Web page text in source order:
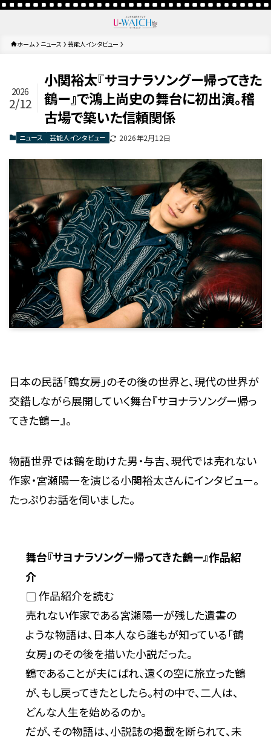
ホーム ニュース 芸能人インタビュー
小関裕太『サヨナラソングー帰ってきた
鶴ー』で鴻上尚史の舞台に初出演。稽
古場で築いた信頼関係
2026
2/12
ニュース 芸能人インタビュー 2026年2月12日
日本の民話「鶴女房」のその後の世界と、現代の世界が
交錯しながら展開していく舞台『サヨナラソングー帰っ
てきた鶴ー』。
物語世界では鶴を助けた男・与吉、現代では売れない
作家・宮瀬陽一を演じる小関裕太さんにインタビュー。
たっぷりお話を伺いました。
舞台『サヨナラソングー帰ってきた鶴ー』作品紹
介
作品紹介を読む
売れない作家である宮瀬陽一が残した遺書の
ような物語は、日本人なら誰もが知っている「鶴
女房」のその後を描いた小説だった。
鶴であることが夫にばれ、遠くの空に旅立った鶴
が、もし戻ってきたとしたら。村の中で、二人は、
どんな人生を始めるのか。
だが、その物語は、小説誌の掲載を断られて、未